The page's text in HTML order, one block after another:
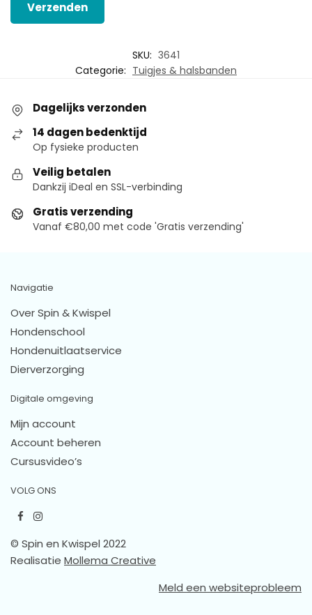
SKU: 3641
Categorie: Tuigjes & halsbanden
Dagelijks verzonden
14 dagen bedenktijd
Op fysieke producten
Veilig betalen
Dankzij iDeal en SSL-verbinding
Gratis verzending
Vanaf €80,00 met code 'Gratis verzending'
Navigatie
Over Spin & Kwispel
Hondenschool
Hondenuitlaatservice
Dierverzorging
Digitale omgeving
Mijn account
Account beheren
Cursusvideo’s
VOLG ONS
© Spin en Kwispel 2022
Realisatie Mollema Creative
Meld een websiteprobleem